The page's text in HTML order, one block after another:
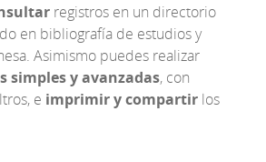
registros en un directorio
en bibliografía de estudios y
Asimismo puedes realizar
simples y avanzadas, con
e imprimir y compartir los